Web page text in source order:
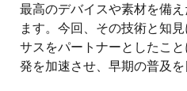
最高のデバイスや素材を備
ます。今回、その技術と知
サスをパートナーとしたこ
発を加速させ、早期の普及を